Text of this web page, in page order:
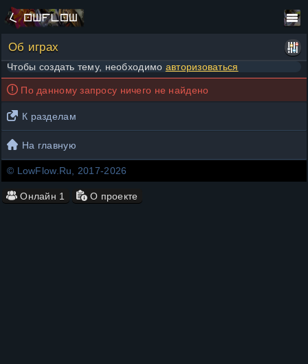
Об играх
Чтобы создать тему, необходимо авторизоваться
По данному запросу ничего не найдено
К разделам
На главную
© LowFlow.Ru, 2017-2026
Онлайн 1 О проекте